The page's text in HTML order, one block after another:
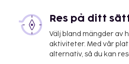
Res på ditt
Välj bland mängder av
aktiviteter. Med vår
alternativ, så du kan